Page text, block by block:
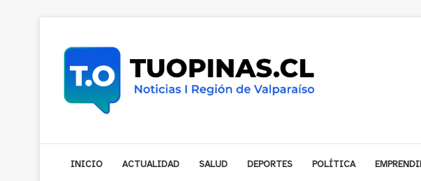
INICIO ACTUALIDAD SALUD DEPORTES POLÍTICA